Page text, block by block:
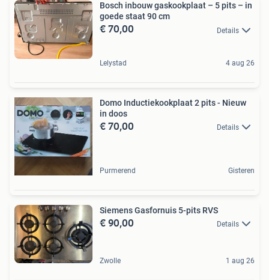
Bosch inbouw gaskookplaat – 5 pits – in
goede staat 90 cm
€ 70,00 Details
Lelystad 4 aug 26
Domo Inductiekookplaat 2 pits - Nieuw
in doos
€ 70,00 Details
Purmerend Gisteren
Siemens Gasfornuis 5-pits RVS
€ 90,00 Details
Zwolle 1 aug 26